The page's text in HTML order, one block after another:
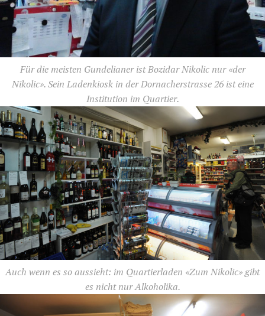
Für die meisten Gundelianer ist Bozidar Nikolic nur «der
Nikolic». Sein Ladenkiosk in der Dornacherstrasse 26 ist eine
Institution im Quartier.
Auch wenn es so aussieht: im Quartierladen «Zum Nikolic» gibt
es nicht nur Alkoholika.